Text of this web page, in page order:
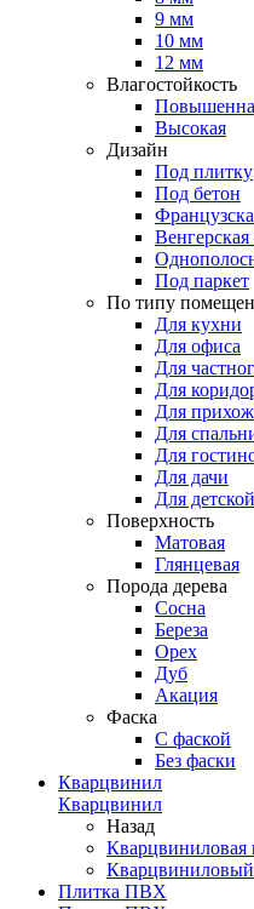
9 мм
10 мм
12 мм
Влагостойкость
Высокая
Дизайн
Под плитку
Под бетон
Венгерская
Под паркет
По типу
Для кухни
Для офиса
Для
Для
Для
Для
Для
Для дачи
Для детской
Поверхность
Матовая
Глянцевая
Порода дерева
Сосна
Береза
Орех
Дуб
Акация
Фаска
С фаской
Без фаски
Кварцвинил
Кварцвинил
Назад
Кварцвиниловая
Плитка ПВХ